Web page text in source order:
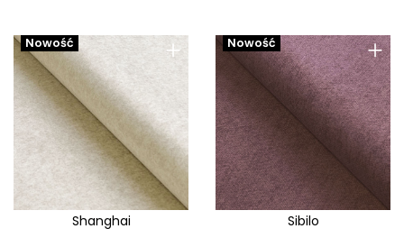
+
Nowość
Shanghai
+
Nowość
Sibilo